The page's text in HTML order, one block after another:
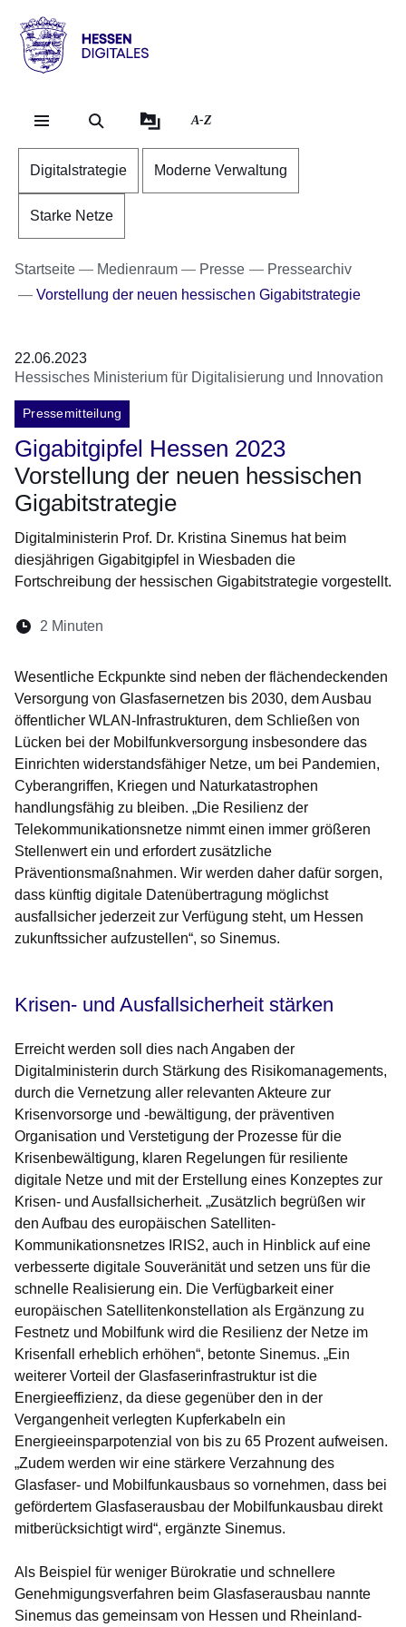
Hessen
Digitales
A-Z
Digitalstrategie Moderne Verwaltung
Starke Netze
Startseite Medienraum Presse
Pressearchiv
Vorstellung der neuen hessischen Gigabitstrategie
22.06.2023
Hessisches Ministerium für Digitalisierung und Innovation
Pressemitteilung
Gigabitgipfel Hessen 2023
Vorstellung der neuen hessischen
Gigabitstrategie
Digitalministerin Prof. Dr. Kristina Sinemus hat beim
diesjährigen Gigabitgipfel in Wiesbaden die
Fortschreibung der hessischen Gigabitstrategie vorgestellt.
Lesedauer:
2 Minuten
Wesentliche Eckpunkte sind neben der flächendeckenden
Versorgung von Glasfasernetzen bis 2030, dem Ausbau
öffentlicher WLAN-Infrastrukturen, dem Schließen von
Lücken bei der Mobilfunkversorgung insbesondere das
Einrichten widerstandsfähiger Netze, um bei Pandemien,
Cyberangriffen, Kriegen und Naturkatastrophen
handlungsfähig zu bleiben. „Die Resilienz der
Telekommunikationsnetze nimmt einen immer größeren
Stellenwert ein und erfordert zusätzliche
Präventionsmaßnahmen. Wir werden daher dafür sorgen,
dass künftig digitale Datenübertragung möglichst
ausfallsicher jederzeit zur Verfügung steht, um Hessen
zukunftssicher aufzustellen“, so Sinemus.
Krisen- und Ausfallsicherheit stärken
Erreicht werden soll dies nach Angaben der
Digitalministerin durch Stärkung des Risikomanagements,
durch die Vernetzung aller relevanten Akteure zur
Krisenvorsorge und -bewältigung, der präventiven
Organisation und Verstetigung der Prozesse für die
Krisenbewältigung, klaren Regelungen für resiliente
digitale Netze und mit der Erstellung eines Konzeptes zur
Krisen- und Ausfallsicherheit. „Zusätzlich begrüßen wir
den Aufbau des europäischen Satelliten-
Kommunikationsnetzes IRIS2, auch in Hinblick auf eine
verbesserte digitale Souveränität und setzen uns für die
schnelle Realisierung ein. Die Verfügbarkeit einer
europäischen Satellitenkonstellation als Ergänzung zu
Festnetz und Mobilfunk wird die Resilienz der Netze im
Krisenfall erheblich erhöhen“, betonte Sinemus. „Ein
weiterer Vorteil der Glasfaserinfrastruktur ist die
Energieeffizienz, da diese gegenüber den in der
Vergangenheit verlegten Kupferkabeln ein
Energieeinsparpotenzial von bis zu 65 Prozent aufweisen.
„Zudem werden wir eine stärkere Verzahnung des
Glasfaser- und Mobilfunkausbaus so vornehmen, dass bei
gefördertem Glasfaserausbau der Mobilfunkausbau direkt
mitberücksichtigt wird“, ergänzte Sinemus.
Als Beispiel für weniger Bürokratie und schnellere
Genehmigungsverfahren beim Glasfaserausbau nannte
Sinemus das gemeinsam von Hessen und Rheinland-